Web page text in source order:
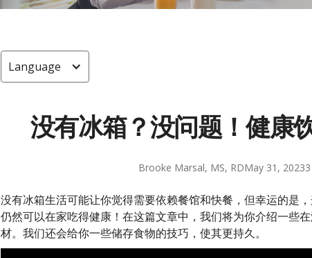
Language
没有冰箱？没问题！健康
Brooke Marsal, MS, RDMay 31, 20233
没有冰箱生活可能让你觉得需要依赖餐馆和快餐，但幸运的是
仍然可以在家吃得健康！在这篇文章中，我们将为你介绍一些
材。我们还会给你一些储存食物的技巧，使其更持久。